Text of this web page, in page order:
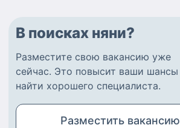
В поисках няни?
Разместите свою вакансию уже
сейчас. Это повысит ваши шансы
найти хорошего специалиста.
Разместить вакансию